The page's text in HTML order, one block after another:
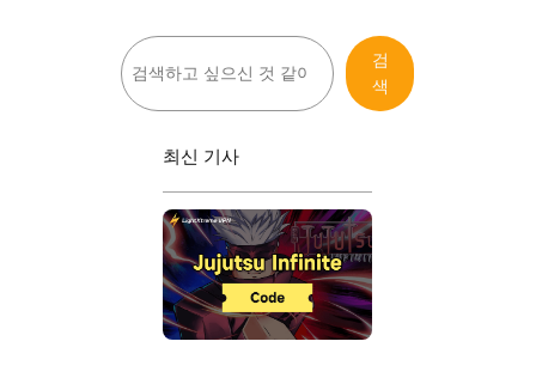
검
색
검
색
최신 기사